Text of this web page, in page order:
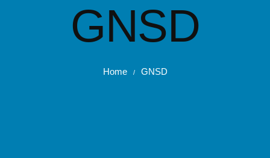
GNSD
Home / GNSD